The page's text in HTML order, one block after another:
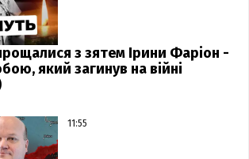
з зятем Ірини Фаріон -
який загинув на війні
11:55